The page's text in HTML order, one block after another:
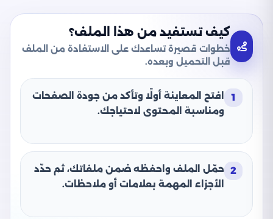
كيف تستفيد من هذا الملف؟
خطوات قصيرة تساعدك على الاستفادة من الملف
قبل التحميل وبعده.
1
افتح المعاينة أولًا وتأكد من جودة الصفحات
ومناسبة المحتوى لاحتياجك.
2 حمّل الملف واحفظه ضمن ملفاتك، ثم حدّد
الأجزاء المهمة بعلامات أو ملاحظات.